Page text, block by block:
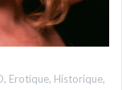
, Erotique, Historique,